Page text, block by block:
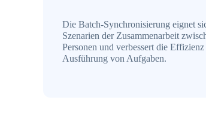
Die Batch-Synchronisierung eignet
Szenarien der Zusammenarbeit
Personen und verbessert die
Ausführung von Aufgaben.